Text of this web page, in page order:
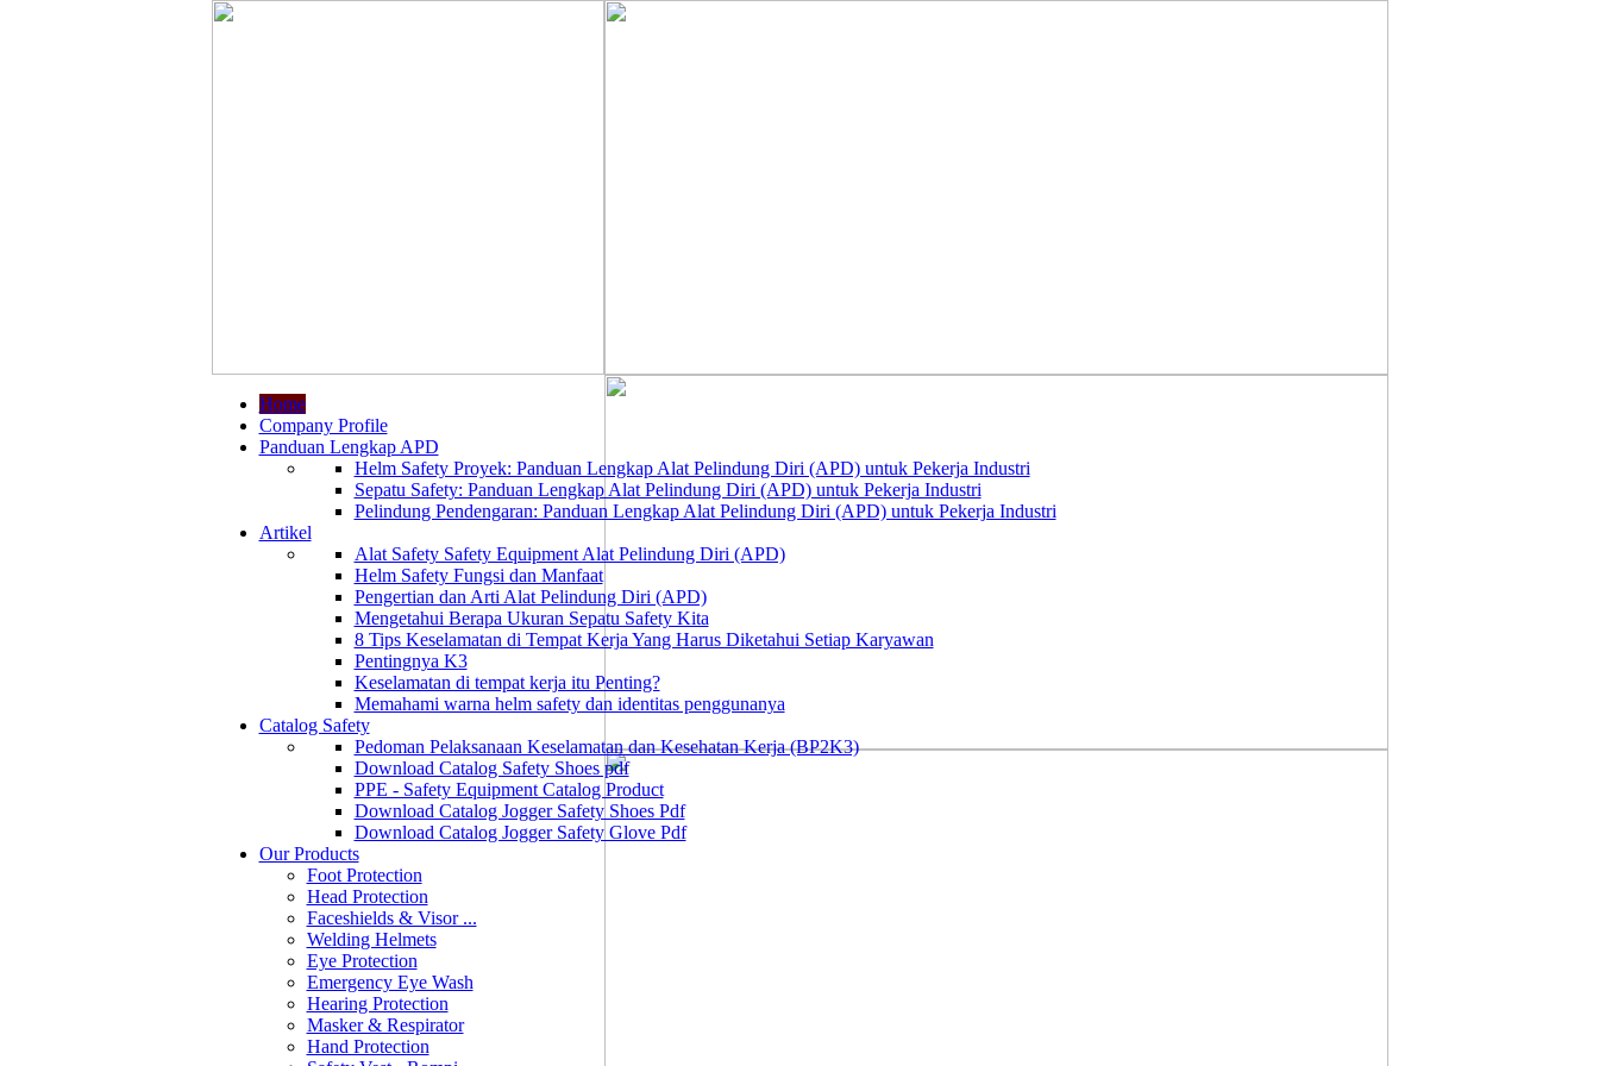
Home
Company Profile
Panduan Lengkap APD
Helm Safety Proyek: Panduan Lengkap Alat Pelindung Diri (APD) untuk Pekerja Industri
Sepatu Safety: Panduan Lengkap Alat Pelindung Diri (APD) untuk Pekerja Industri
Pelindung Pendengaran: Panduan Lengkap Alat Pelindung Diri (APD) untuk Pekerja Industri
Artikel
Alat Safety Safety Equipment Alat Pelindung Diri (APD)
Helm Safety Fungsi dan Manfaat
Pengertian dan Arti Alat Pelindung Diri (APD)
Mengetahui Berapa Ukuran Sepatu Safety Kita
8 Tips Keselamatan di Tempat Kerja Yang Harus Diketahui Setiap Karyawan
Pentingnya K3
Keselamatan di tempat kerja itu Penting?
Memahami warna helm safety dan identitas penggunanya
Catalog Safety
Pedoman Pelaksanaan Keselamatan dan Kesehatan Kerja (BP2K3)
Download Catalog Safety Shoes pdf
PPE - Safety Equipment Catalog Product
Download Catalog Jogger Safety Shoes Pdf
Download Catalog Jogger Safety Glove Pdf
Our Products
Foot Protection
Head Protection
Faceshields & Visor ...
Welding Helmets
Eye Protection
Emergency Eye Wash
Hearing Protection
Masker & Respirator
Hand Protection